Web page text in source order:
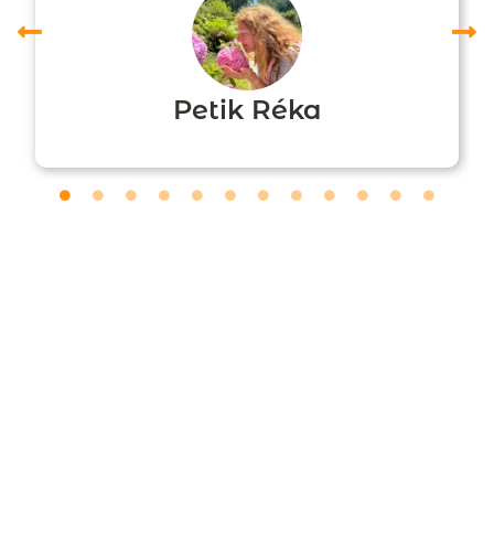
Petik Réka